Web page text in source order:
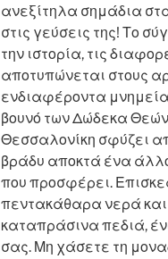
ανεξίτηλα σημάδια
στις γεύσεις της! Το
την ιστορία, τις
αποτυπώνεται στους
ενδιαφέροντα
βουνό των Δώδεκα
Θεσσαλονίκη σφύζει
βράδυ αποκτά ένα
που προσφέρει.
πεντακάθαρα νερά και
καταπράσινα πεδιά,
σας. Μη χάσετε τη